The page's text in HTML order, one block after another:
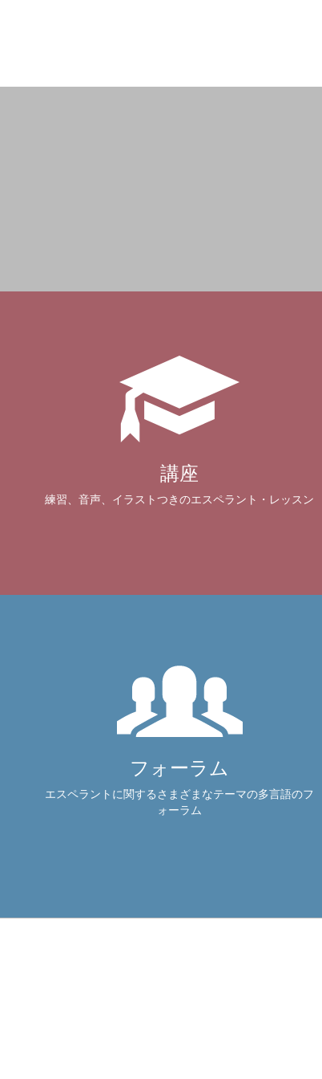
講座
練習、音声、イラストつきのエスペラント・レッスン
フォーラム
エスペラントに関するさまざまなテーマの多言語のフ
ォーラム